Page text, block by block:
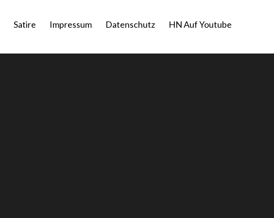
Satire Impressum Datenschutz HN Auf Youtube